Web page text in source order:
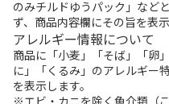
のみチルドゆうパック」など
ず、商品内容欄にその旨を表示
アレルギー情報について
商品に「小麦」「そば」「卵
に」「くるみ」のアレルギー
を表示します。
※エビ・カニを除く魚介類（